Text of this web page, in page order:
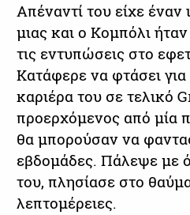
Απέναντί του είχε έναν
μιας και ο Κομπόλι
τις εντυπώσεις στο
Κατάφερε να φτάσει
καριέρα του σε τελικό
προερχόμενος από μία
θα μπορούσαν να
εβδομάδες. Πάλεψε με
του, πλησίασε στο
λεπτομέρειες.